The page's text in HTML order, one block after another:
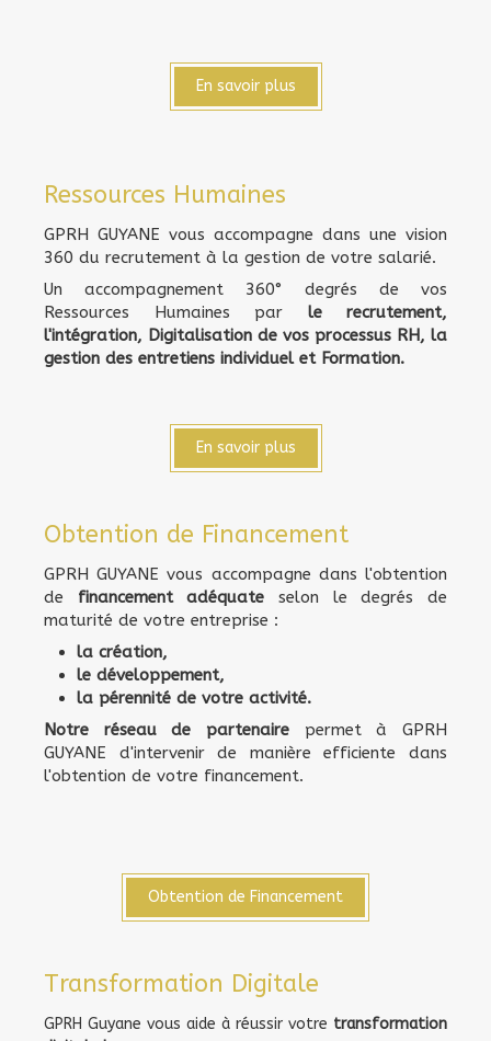
En savoir plus
Ressources Humaines
GPRH GUYANE vous accompagne dans une vision
360 du recrutement à la gestion de votre salarié.
Un accompagnement 360° degrés de vos
Ressources Humaines par le recrutement,
l'intégration, Digitalisation de vos processus RH, la
gestion des entretiens individuel et Formation.
En savoir plus
Obtention de Financement
GPRH GUYANE vous accompagne dans l'obtention
de financement adéquate selon le degrés de
maturité de votre entreprise :
la création,
le développement,
la pérennité de votre activité.
Notre réseau de partenaire permet à GPRH
GUYANE d'intervenir de manière efficiente dans
l'obtention de votre financement.
Obtention de Financement
Transformation Digitale
GPRH Guyane vous aide à réussir votre transformation